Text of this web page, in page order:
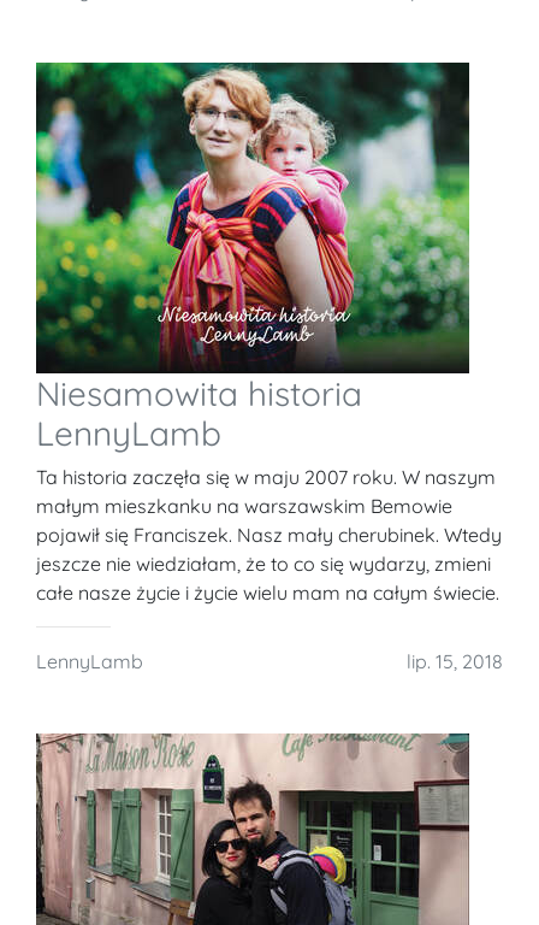
Niesamowita historia
LennyLamb
Ta historia zaczęła się w maju 2007 roku. W naszym
małym mieszkanku na warszawskim Bemowie
pojawił się Franciszek. Nasz mały cherubinek. Wtedy
jeszcze nie wiedziałam, że to co się wydarzy, zmieni
całe nasze życie i życie wielu mam na całym świecie.
LennyLamb lip. 15, 2018